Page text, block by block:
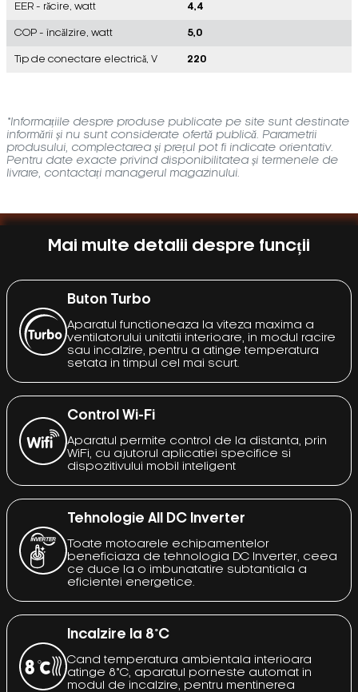
EER - răcire, watt 4,4
COP - încălzire, watt 5,0
Tip de conectare electrică, V 220
*Informațiile despre produse publicate pe site sunt destinate
informării și nu sunt considerate ofertă publică. Parametrii
produsului, complectarea și prețul pot fi indicate orientativ.
Pentru date exacte privind disponibilitatea și termenele de
livrare, contactați managerul magazinului.
Mai multe detalii despre funcții
Buton Turbo
Aparatul functioneaza la viteza maxima a
ventilatorului unitatii interioare, in modul racire
sau incalzire, pentru a atinge temperatura
setata in timpul cel mai scurt.
Control Wi-Fi
Aparatul permite control de la distanta, prin
WiFi, cu ajutorul aplicatiei specifice si
dispozitivului mobil inteligent
Tehnologie All DC Inverter
Toate motoarele echipamentelor
beneficiaza de tehnologia DC Inverter, ceea
ce duce la o imbunatatire subtantiala a
eficientei energetice.
Incalzire la 8°C
Cand temperatura ambientala interioara
atinge 8°C, aparatul porneste automat in
modul de incalzire, pentru mentinerea